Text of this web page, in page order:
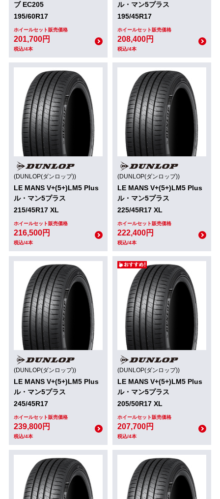
ブ EC205
195/60R17
ホイールセット販売価格
201,700円
税込/4本
ル・マン5プラス
195/45R17
ホイールセット販売価格
208,400円
税込/4本
(DUNLOP(ダンロップ))
LE MANS V+(5+)LM5 Plus
ル・マン5プラス
215/45R17 XL
ホイールセット販売価格
216,500円
税込/4本
(DUNLOP(ダンロップ))
LE MANS V+(5+)LM5 Plus
ル・マン5プラス
225/45R17 XL
ホイールセット販売価格
222,400円
税込/4本
(DUNLOP(ダンロップ))
LE MANS V+(5+)LM5 Plus
ル・マン5プラス
245/45R17
ホイールセット販売価格
239,800円
税込/4本
(DUNLOP(ダンロップ))
LE MANS V+(5+)LM5 Plus
ル・マン5プラス
205/50R17 XL
ホイールセット販売価格
207,700円
税込/4本